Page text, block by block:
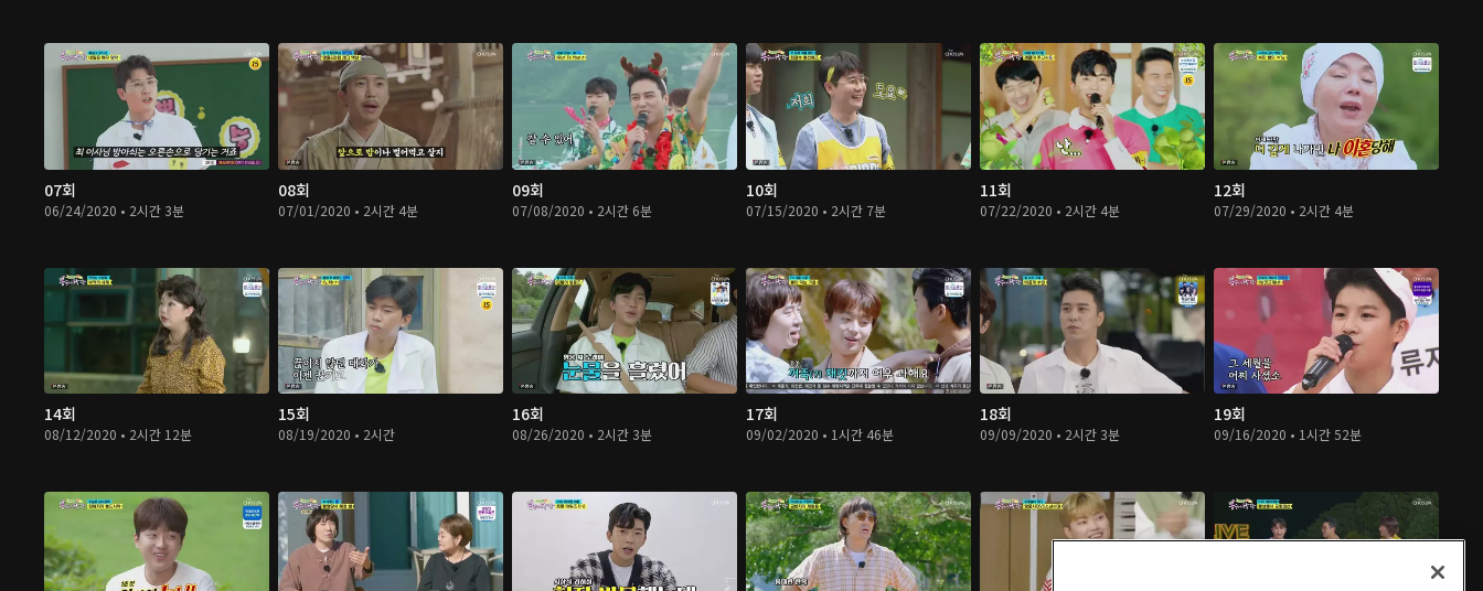
07회
06/24/2020 • 2시간 3분
08회
07/01/2020 • 2시간 4분
09회
07/08/2020 • 2시간 6분
10회
07/15/2020 • 2시간 7분
11회
07/22/2020 • 2시간 4분
12회
07/29/2020 • 2시간 4분
14회
08/12/2020 • 2시간 12분
15회
08/19/2020 • 2시간
16회
08/26/2020 • 2시간 3분
17회
09/02/2020 • 1시간 46분
18회
09/09/2020 • 2시간 3분
19회
09/16/2020 • 1시간 52분